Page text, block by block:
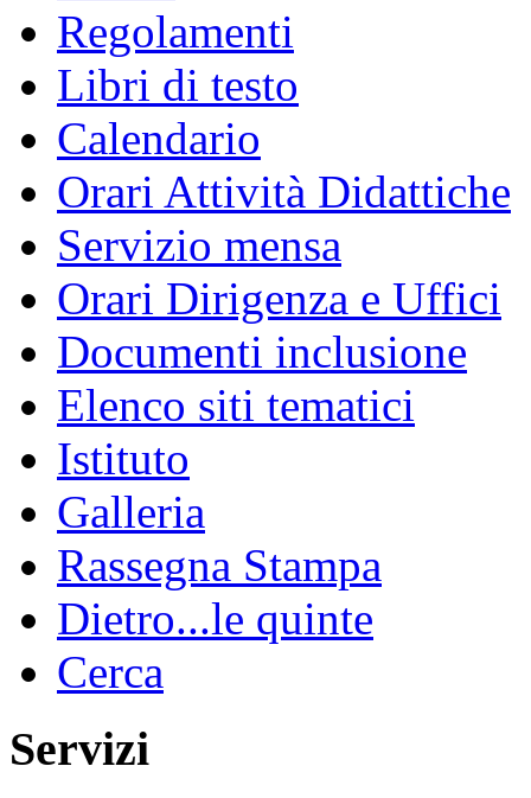
Regolamenti
Libri di testo
Calendario
Orari Attività Didattiche
Servizio mensa
Orari Dirigenza e Uffici
Documenti inclusione
Elenco siti tematici
Istituto
Galleria
Rassegna Stampa
Dietro...le quinte
Cerca
Servizi